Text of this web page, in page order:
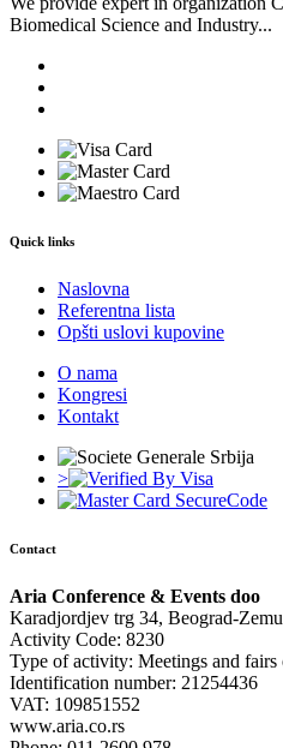
Biomedical Science and Industry...
Quick links
Naslovna
Referentna lista
Opšti uslovi kupovine
O nama
Kongresi
Kontakt
>
Contact
Aria Conference & Events doo
Karadjordjev trg 34, Beograd-
Activity Code: 8230
Type of activity: Meetings and
Identification number: 21254436
VAT: 109851552
www.aria.co.rs